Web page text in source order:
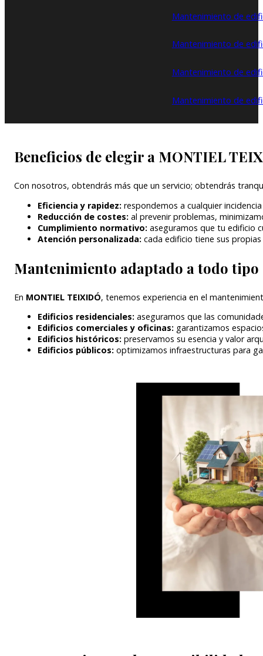
Mantenimiento de
Mantenimiento de
Mantenimiento de
Mantenimiento de
Beneficios de elegir a MONTIEL
Con nosotros, obtendrás más que un servicio; obtendrás
Eficiencia y rapidez: respondemos a cualquier
Reducción de costes: al prevenir problemas,
Cumplimiento normativo: aseguramos que tu edificio
Atención personalizada: cada edificio tiene sus
Mantenimiento adaptado a todo tipo
En MONTIEL TEIXIDÓ, tenemos experiencia en el
Edificios residenciales: aseguramos que las
Edificios comerciales y oficinas: garantizamos
Edificios históricos: preservamos su esencia y valor
Edificios públicos: optimizamos infraestructuras para